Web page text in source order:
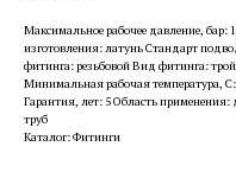
Максимальное рабочее давление, бар:
изготовления: латунь Стандарт
фитинга: резьбовой Вид фитинга:
Минимальная рабочая температура,
Гарантия, лет: 5 Область
труб
Каталог: Фитинги